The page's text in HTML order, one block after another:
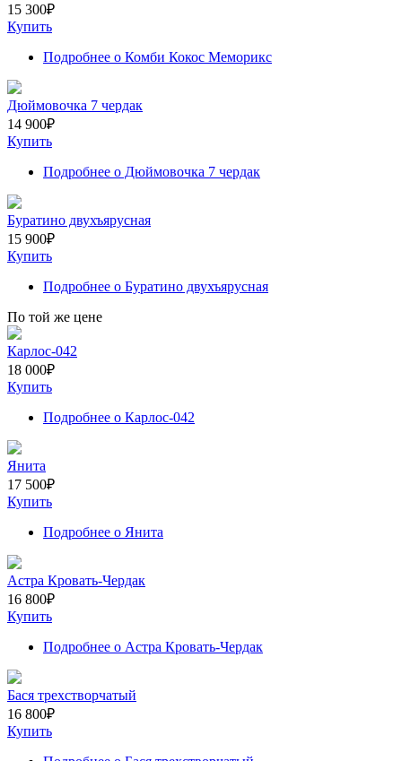
15 300₽
Купить
Подробнее о Комби Кокос Меморикс
Дюймовочка 7 чердак
14 900₽
Купить
Подробнее о Дюймовочка 7 чердак
Буратино двухъярусная
15 900₽
Купить
Подробнее о Буратино двухъярусная
По той же цене
Карлос-042
18 000₽
Купить
Подробнее о Карлос-042
Янита
17 500₽
Купить
Подробнее о Янита
Астра Кровать-Чердак
16 800₽
Купить
Подробнее о Астра Кровать-Чердак
Бася трехстворчатый
16 800₽
Купить